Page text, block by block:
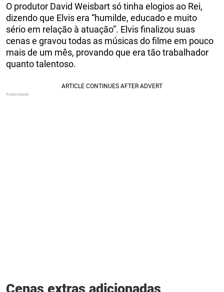
O produtor David Weisbart só tinha elogios ao Rei,
dizendo que Elvis era “humilde, educado e muito
sério em relação à atuação”. Elvis finalizou suas
cenas e gravou todas as músicas do filme em pouco
mais de um mês, provando que era tão trabalhador
quanto talentoso.